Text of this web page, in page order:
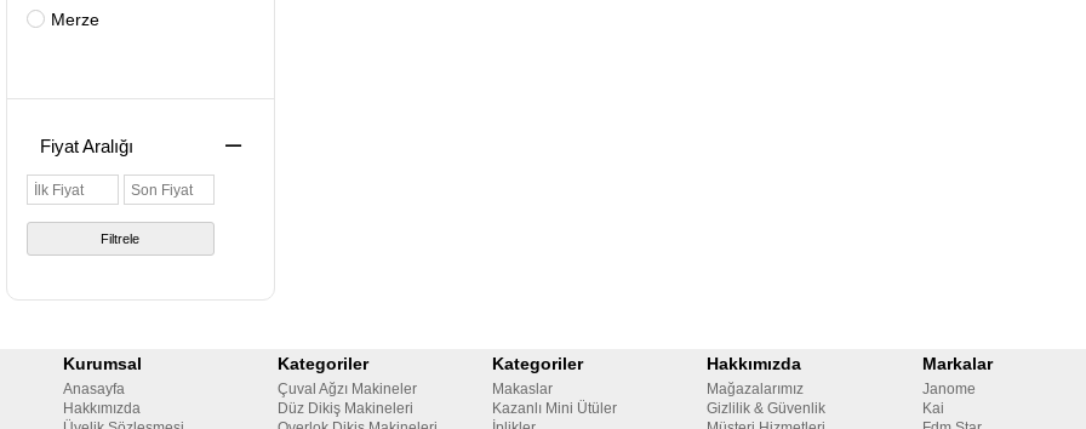
Merze
Fiyat Aralığı
Filtrele
Kurumsal
Anasayfa
Hakkımızda
Kategoriler
Çuval Ağzı Makineler
Düz Dikiş Makineleri
Kategoriler
Makaslar
Kazanlı Mini Ütüler
Hakkımızda
Mağazalarımız
Gizlilik & Güvenlik
Markalar
Janome
Kai